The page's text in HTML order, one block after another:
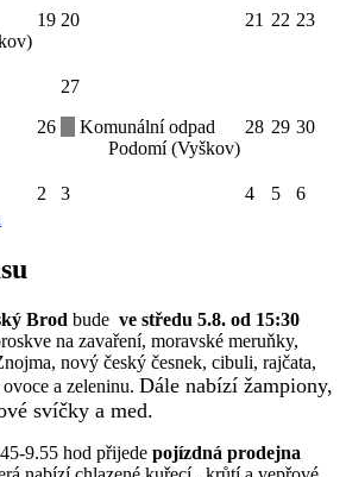
19 20 21 22 23
26
27
Komunální odpad
Podomí (Vyškov)
28 29 30
2 3 4 5
6
Brod bude ve středu 5.8. od 15:30
na zavaření, moravské meruňky,
nový český česnek, cibuli, rajčata,
a zeleninu. Dále nabízí žampiony,
svíčky a med.
9.55 hod přijede pojízdná prodejna